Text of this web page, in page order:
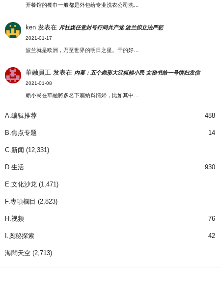
开餐馆的餐巾一般都是外包给专业洗衣公司洗…
ken 发表在 斥社媒任意封号行同共产党 波兰拟立法严惩
2021-01-17
波兰就是欧洲，乃至世界的明日之星。干的好…
華融員工 发表在 内幕：五个彪形大汉抓赖小民 女秘书给一号情妇发信
2021-01-08
賴小民在華融將多名下屬納爲情婦，比如其中…
A.编辑推荐 488
B.焦点专题 14
C.新闻 (12,331)
D.生活 930
E.文化沙龙 (1,471)
F.專項欄目 (2,823)
H.视频 76
I.奧秘探索 42
海闊天空 (2,713)